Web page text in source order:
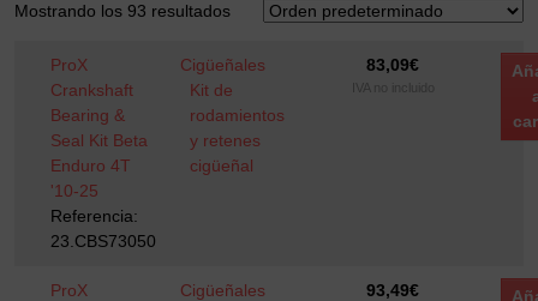
Mostrando los 93 resultados
ProX
Crankshaft
Bearing &
Seal Kit Beta
Enduro 4T
'10-25
Referencia:
23.CBS73050
Cigüeñales
Kit de
rodamientos
y retenes
cigüeñal
83,09€
IVA no incluido
ProX
Cigüeñales
93,49€